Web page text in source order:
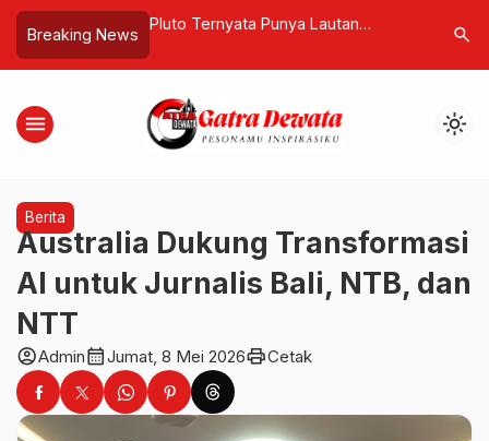
Breaking News
Catatan
Sakura
Pluto Ternyata Punya Lautan
search
menu light_mode
Berita
Australia Dukung Transformasi
AI untuk Jurnalis Bali, NTB, dan
NTT
account_circleAdmincalendar_monthJumat, 8 Mei 2026printCetak